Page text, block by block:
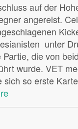
auf der
angereist.
unter
die von
wurde. VET
sich so erste